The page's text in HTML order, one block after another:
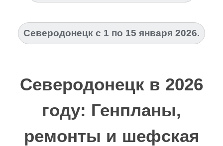
Северодонецк с 1 по 15 января 2026.
Северодонецк в 2026
году: Генпланы,
ремонты и шефская